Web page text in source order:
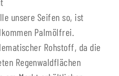
unsere Seifen so, ist
Palmölfrei.
Rohstoff, da die
Regenwaldflächen